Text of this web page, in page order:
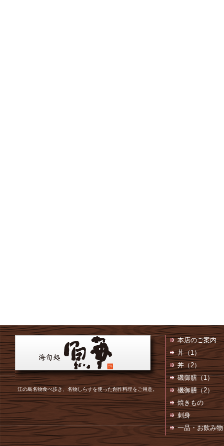
江の島名物食べ歩き、名物しらすを使った創作料理をご用意。
本店のご案内
丼（1）
丼（2）
磯御膳（1）
磯御膳（2）
焼きもの
刺身
一品・お飲み物